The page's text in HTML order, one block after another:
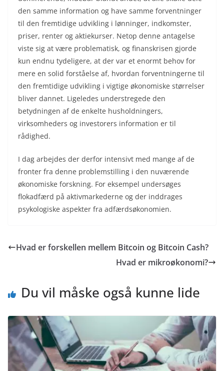
den samme information og have samme forventninger
til den fremtidige udvikling i lønninger, indkomster,
priser, renter og aktiekurser. Netop denne antagelse
viste sig at være problematisk, og finanskrisen gjorde
kun endnu tydeligere, at der var et enormt behov for
mere en solid forståelse af, hvordan forventningerne til
den fremtidige udvikling i vigtige økonomiske størrelser
bliver dannet. Ligeledes understregede den
betydningen af de enkelte husholdningers,
virksomheders og investorers information er til
rådighed.
I dag arbejdes der derfor intensivt med mange af de
fronter fra denne problemstilling i den nuværende
økonomiske forskning. For eksempel undersøges
flokadfærd på aktivmarkederne og der inddrages
psykologiske aspekter fra adfærdsøkonomien.
Hvad er forskellen mellem Bitcoin og Bitcoin Cash?
Hvad er mikroøkonomi?
Du vil måske også kunne lide